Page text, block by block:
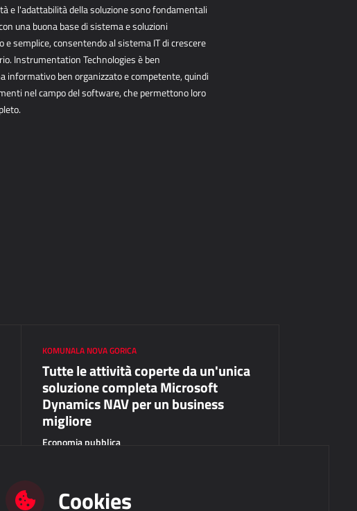
e l'adattabilità della soluzione sono fondamentali
una buona base di sistema e soluzioni
e semplice, consentendo al sistema IT di crescere
Instrumentation Technologies è ben
informativo ben organizzato e competente, quindi
nel campo del software, che permettono loro
KOMUNALA NOVA GORICA
Tutte le attività coperte da un'unica
soluzione completa Microsoft
Dynamics NAV per un business
migliore
Economia pubblica
Cookies